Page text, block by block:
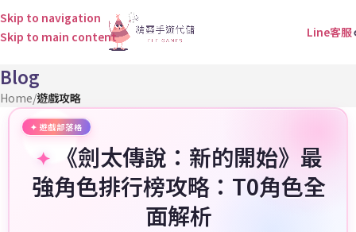
Skip to navigation
Skip to main content
Line客服
Blog
Home/遊戲攻略
《劍太傳說：新的開始》最
強角色排行榜攻略：T0角色全
面解析